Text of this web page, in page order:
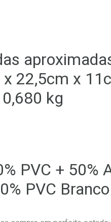
22,5cm x
kg
PVC + 50%
PVC Branco